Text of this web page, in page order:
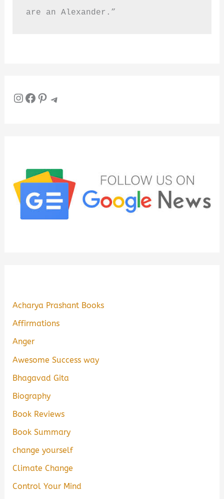
are an Alexander.”
InstagramFacebook Pinterest Telegram
Acharya Prashant Books
Affirmations
Anger
Awesome Success way
Bhagavad Gita
Biography
Book Reviews
Book Summary
change yourself
Climate Change
Control Your Mind